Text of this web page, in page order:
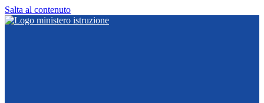
Salta al contenuto